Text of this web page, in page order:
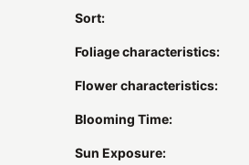
Sort:
Foliage characteristics:
Flower characteristics:
Blooming Time:
Sun Exposure: